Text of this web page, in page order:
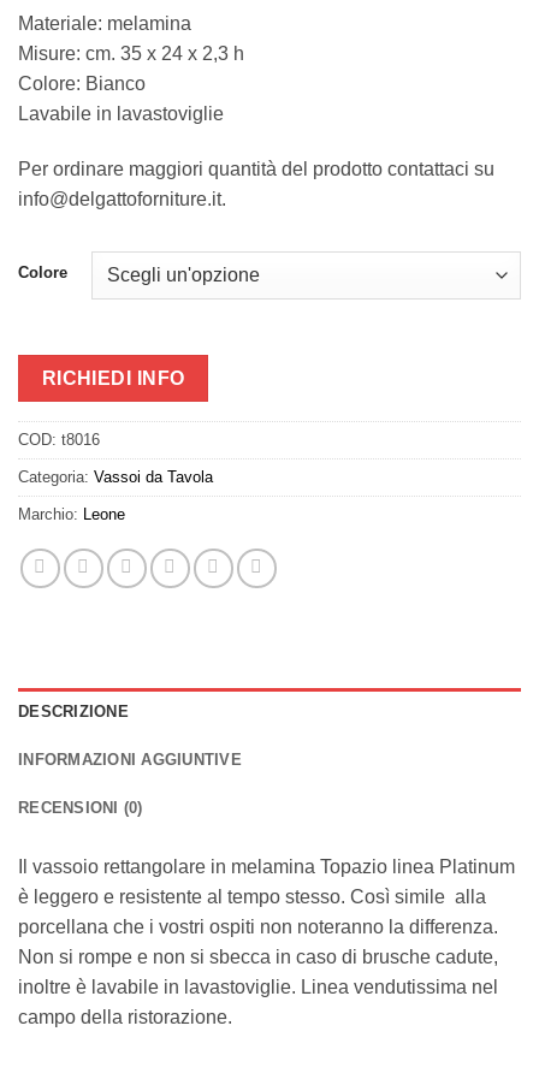
Materiale: melamina
Misure: cm. 35 x 24 x 2,3 h
Colore: Bianco
Lavabile in lavastoviglie
Per ordinare maggiori quantità del prodotto contattaci su
info@delgattoforniture.it.
Colore
RICHIEDI INFO
COD: t8016
Categoria: Vassoi da Tavola
Marchio: Leone
DESCRIZIONE
INFORMAZIONI AGGIUNTIVE
RECENSIONI (0)
Il vassoio rettangolare in melamina Topazio linea Platinum
è leggero e resistente al tempo stesso. Così simile alla
porcellana che i vostri ospiti non noteranno la differenza.
Non si rompe e non si sbecca in caso di brusche cadute,
inoltre è lavabile in lavastoviglie. Linea vendutissima nel
campo della ristorazione.